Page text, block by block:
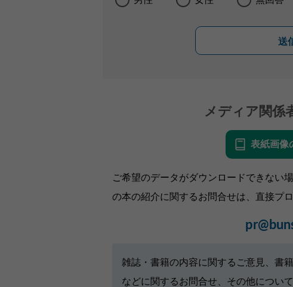
送
メディア関係
表紙画像
ご希望のデータがダウンロードできない
の本の紹介に関するお問合せは、直接プ
雑誌・書籍の内容に関するご意見、書
などに関するお問合せ、その他につい